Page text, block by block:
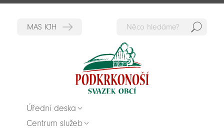
Úřední deska
Centrum služeb